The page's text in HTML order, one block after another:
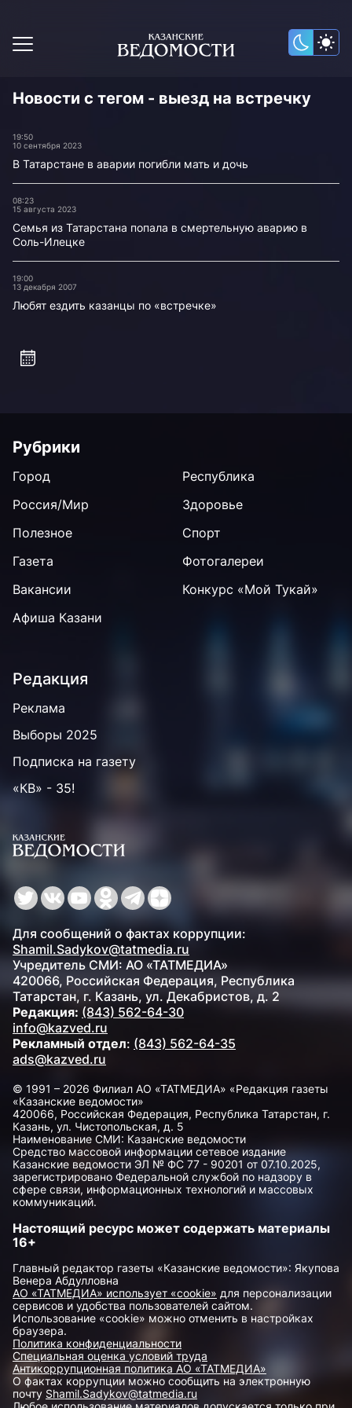
Новости с тегом - выезд на встречку
19:50
10 сентября 2023
В Татарстане в аварии погибли мать и дочь
08:23
15 августа 2023
Семья из Татарстана попала в смертельную аварию в
Соль-Илецке
19:00
13 декабря 2007
Любят ездить казанцы по «встречке»
Рубрики
Город
Республика
Россия/Мир
Здоровье
Полезное
Спорт
Газета
Фотогалереи
Вакансии
Конкурс «Мой Тукай»
Афиша Казани
Редакция
Реклама
Выборы 2025
Подписка на газету
«КВ» - 35!
Для сообщений о фактах коррупции:
Shamil.Sadykov@tatmedia.ru
Учредитель СМИ: АО «ТАТМЕДИА»
420066, Российская Федерация, Республика
Татарстан, г. Казань, ул. Декабристов, д. 2
Редакция: (843) 562-64-30
info@kazved.ru
Рекламный отдел: (843) 562-64-35
ads@kazved.ru
© 1991 – 2026 Филиал АО «ТАТМЕДИА» «Редакция газеты
«Казанские ведомости»
420066, Российская Федерация, Республика Татарстан, г.
Казань, ул. Чистопольская, д. 5
Наименование СМИ: Казанские ведомости
Средство массовой информации сетевое издание
Казанские ведомости ЭЛ № ФС 77 - 90201 от 07.10.2025,
зарегистрировано Федеральной службой по надзору в
сфере связи, информационных технологий и массовых
коммуникаций.
Настоящий ресурс может содержать материалы
16+
Главный редактор газеты «Казанские ведомости»: Якупова
Венера Абдулловна
АО «ТАТМЕДИА» использует «cookie» для персонализации
сервисов и удобства пользователей сайтом.
Использование «cookie» можно отменить в настройках
браузера.
Политика конфиденциальности
Специальная оценка условий труда
Антикоррупционная политика АО «ТАТМЕДИА»
О фактах коррупции можно сообщить на электронную
почту Shamil.Sadykov@tatmedia.ru